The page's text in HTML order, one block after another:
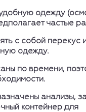
одежду
частые
с собой перекус
одежду.
по времени,
анализы,
контейнер для